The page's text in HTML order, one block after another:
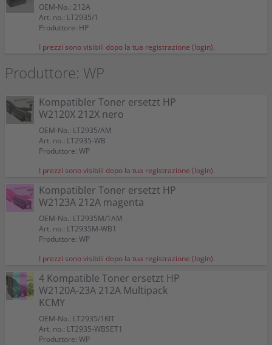
OEM-No.: 212A
Art. no.: LT2935/1
Produttore: HP
I prezzi sono visibili dopo la tua registrazione (login).
Produttore: WP
Kompatibler Toner ersetzt HP
W2120X 212X nero
OEM-No.: LT2935/AM
Art. no.: LT2935-WB
Produttore: WP
I prezzi sono visibili dopo la tua registrazione (login).
Kompatibler Toner ersetzt HP
W2123A 212A magenta
OEM-No.: LT2935M/1AM
Art. no.: LT2935M-WB1
Produttore: WP
I prezzi sono visibili dopo la tua registrazione (login).
4 Kompatible Toner ersetzt HP
W2120A-23A 212A Multipack
KCMY
OEM-No.: LT2935/1KIT
Art. no.: LT2935-WBSET1
Produttore: WP